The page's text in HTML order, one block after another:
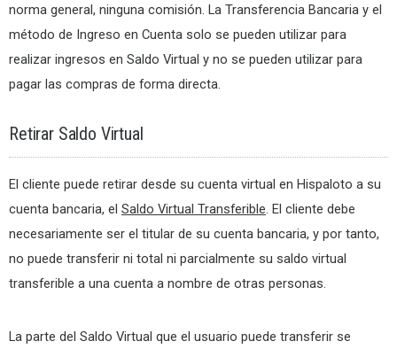
norma general, ninguna comisión. La Transferencia Bancaria y el
método de Ingreso en Cuenta solo se pueden utilizar para
realizar ingresos en Saldo Virtual y no se pueden utilizar para
pagar las compras de forma directa.
Retirar Saldo Virtual
El cliente puede retirar desde su cuenta virtual en Hispaloto a su
cuenta bancaria, el Saldo Virtual Transferible. El cliente debe
necesariamente ser el titular de su cuenta bancaria, y por tanto,
no puede transferir ni total ni parcialmente su saldo virtual
transferible a una cuenta a nombre de otras personas.
La parte del Saldo Virtual que el usuario puede transferir se